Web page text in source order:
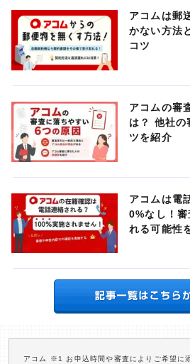
アコムは郵
かない方法
コツ
アコムの審
は？ 他社の
ツを紹介
アコムは電
0%なし！
れる可能性
アコム ※1 お申込時間や審査によりご希望に